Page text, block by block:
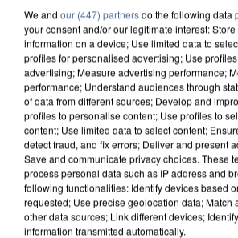
We and our (447) partnersdo the following data
your consent and/or our legitimate interest:
information on a device; Use limited data to
profiles for personalised advertising; Use
advertising; Measure advertising performance;
performance; Understand audiences through
of data from different sources; Develop and
profiles to personalise content; Use profiles to
content; Use limited data to select content;
detect fraud, and fix errors; Deliver and present
Save and communicate privacy choices. These
process personal data such as IP address and
following functionalities: Identify devices based
requested; Use precise geolocation data; Match
other data sources; Link different devices;
information transmitted automatically.